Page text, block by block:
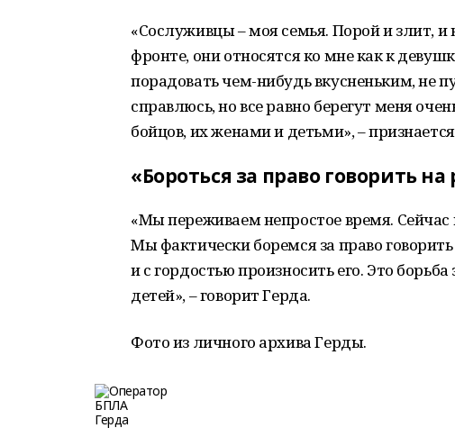
«Сослуживцы – моя семья. Порой и злит, и
фронте, они относятся ко мне как к
порадовать чем-нибудь вкусненьким, не
справлюсь, но все равно берегут меня
бойцов, их женами и детьми», –
«Бороться за право говорить на
«Мы переживаем непростое время.
Мы фактически боремся за право
и с гордостью произносить его. Это
детей», – говорит Герда.
Фото из личного архива Герды.